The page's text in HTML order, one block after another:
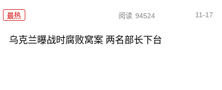
最热 阅读 94524 11-17
乌克兰曝战时腐败窝案 两名部长下台